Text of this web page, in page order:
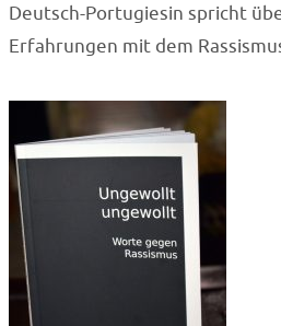
Deutsch-Por­tu­gie­sin spricht
Erfah­run­gen mit dem